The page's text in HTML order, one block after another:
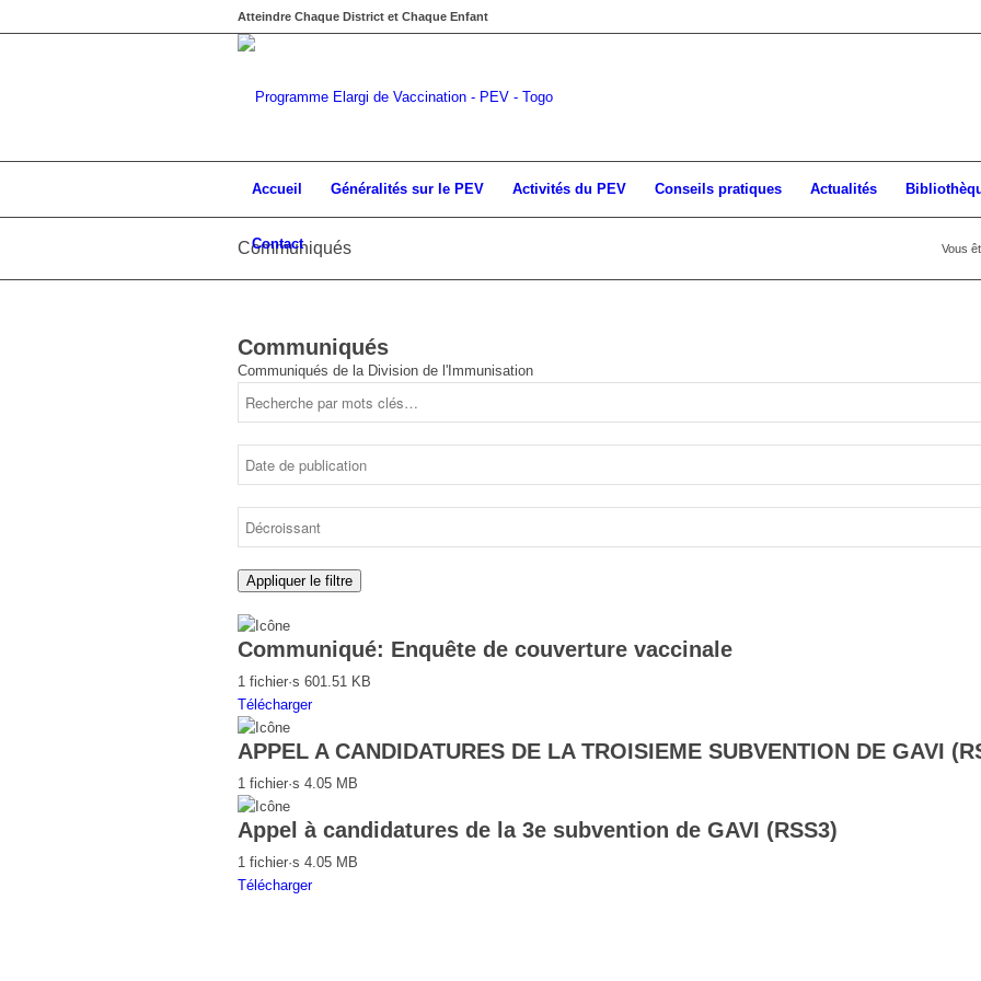
Atteindre Chaque District et Chaque Enfant
Accueil Généralités sur le PEV Activités du PEV Conseils pratiques Actualités
Contact
Communiqués Vous
Communiqués
Communiqués de la Division de l'Immunisation
Appliquer le filtre
Communiqué: Enquête de couverture vaccinale
1 fichier·s 601.51 KB
Télécharger
APPEL A CANDIDATURES DE LA TROISIEME SUBVENTION DE GAVI
1 fichier·s 4.05 MB
Appel à candidatures de la 3e subvention de GAVI (RSS3)
1 fichier·s 4.05 MB
Télécharger